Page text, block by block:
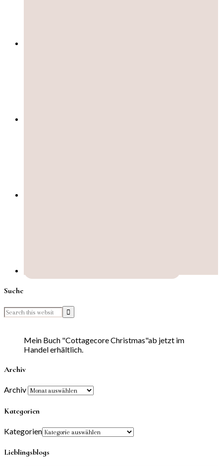
Suche
Mein Buch "Cottagecore Christmas"ab jetzt im
Handel erhältlich.
Archiv
Archiv
Kategorien
Kategorien
Lieblingsblogs